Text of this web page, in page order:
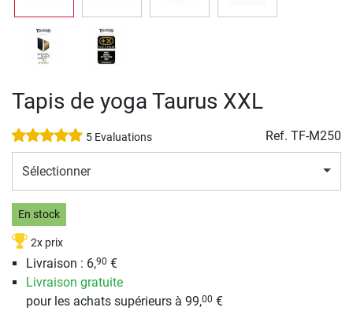
Tapis de yoga Taurus XXL
5 Evaluations Ref. TF-M250
Sélectionner
En stock
2x prix
Livraison : 6,90 €
Livraison gratuite
pour les achats supérieurs à 99,00 €